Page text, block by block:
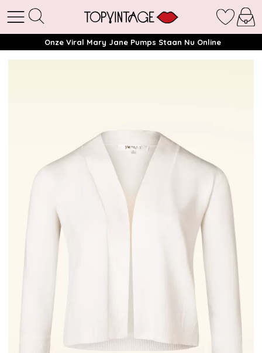
Onze Viral Mary Jane Pumps Staan Nu Online